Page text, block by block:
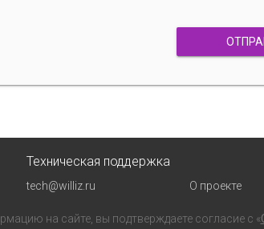
Техническая поддержка
tech@williz.ru О проекте
на сайте, вы подтверждаете согласие с «